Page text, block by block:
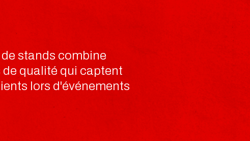
stands combine
qualité qui captent
lors d'événements